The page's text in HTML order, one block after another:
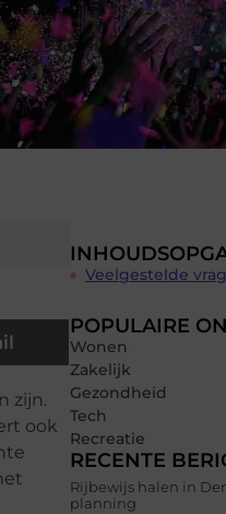
zijn.
ook
Veelgestelde
POPULAIRE
Wonen
Zakelijk
Gezondheid
Tech
Recreatie
RECENTE
Rijbewijs halen in
planning